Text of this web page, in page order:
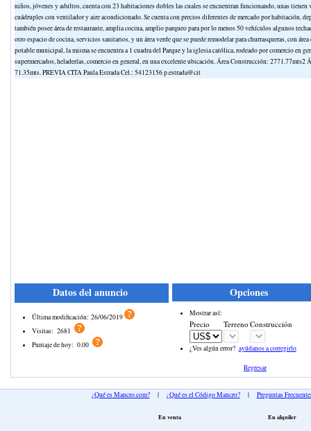
niños, jóvenes y adultos, cuenta con 23 habitaciones dobles las cuales se encuentran funcionando, unas
cuádruples con ventilador y aire acondicionado. Se cuenta con precios diferentes de mercado por habitación,
también posee área de restaurante, amplia cocina, amplio parqueo para por lo menos 50 vehículos algunos
otro espacio de cocina, servicios sanitarios, y un área verde que se puede remodelar para churrasqueras, con
potable municipal, la misma se encuentra a 1 cuadra del Parque y la iglesia católica, rodeado por comercio en
supermercados, heladerías, comercio en general, en una excelente ubicación. Área Construcción:
71.35mts. PREVIA CITA Paula Estrada Cel.: 54123156 p.estrada@cit
Datos del anuncio
Última modificación: 26/06/2019
Visitas: 2681
Puntaje de hoy: 0.00
Opciones
Mostrar así:
Precio TerrenoConstrucción
¿Ves algún error? ayúdanos a corregirlo
Regresar
¿Qué es Mancro.com?| ¿Qué es el Código Mancro?| Preguntas
En venta En alquiler